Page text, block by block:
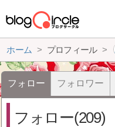
ホーム プロフィール
フォロー フォロワー
フォロー(209)